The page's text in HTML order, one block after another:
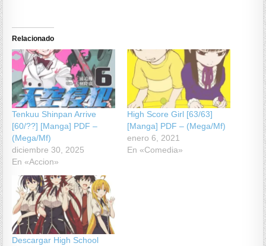
Relacionado
Tenkuu Shinpan Arrive
[60/??] [Manga] PDF –
(Mega/Mf)
diciembre 30, 2025
En «Accion»
High Score Girl [63/63]
[Manga] PDF – (Mega/Mf)
enero 6, 2021
En «Comedia»
Descargar High School